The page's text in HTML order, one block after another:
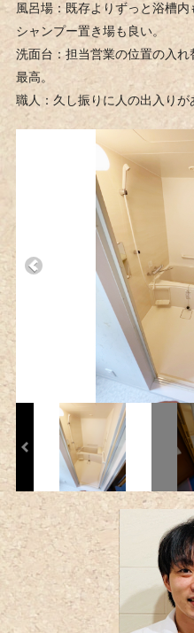
風呂場：既存よりずっと浴槽内
シャンプー置き場も良い。
洗面台：担当営業の位置の入れ
最高。
職人：久し振りに人の出入りが